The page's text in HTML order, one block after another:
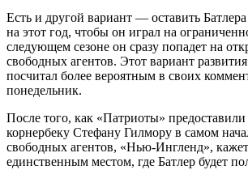
Есть и другой вариант — оставить
на этот год, чтобы он играл на
следующем сезоне он сразу попадет на
свободных агентов. Этот вариант
посчитал более вероятным в своих
понедельник.
После того, как «Патриоты»
корнербеку Стефану Гилмору в самом
свободных агентов, «Нью-Ингленд»,
единственным местом, где Батлер будет